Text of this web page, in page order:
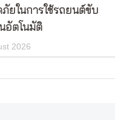
ยในการใช้รถยนต์ขับ
อัตโนมัติ
2026